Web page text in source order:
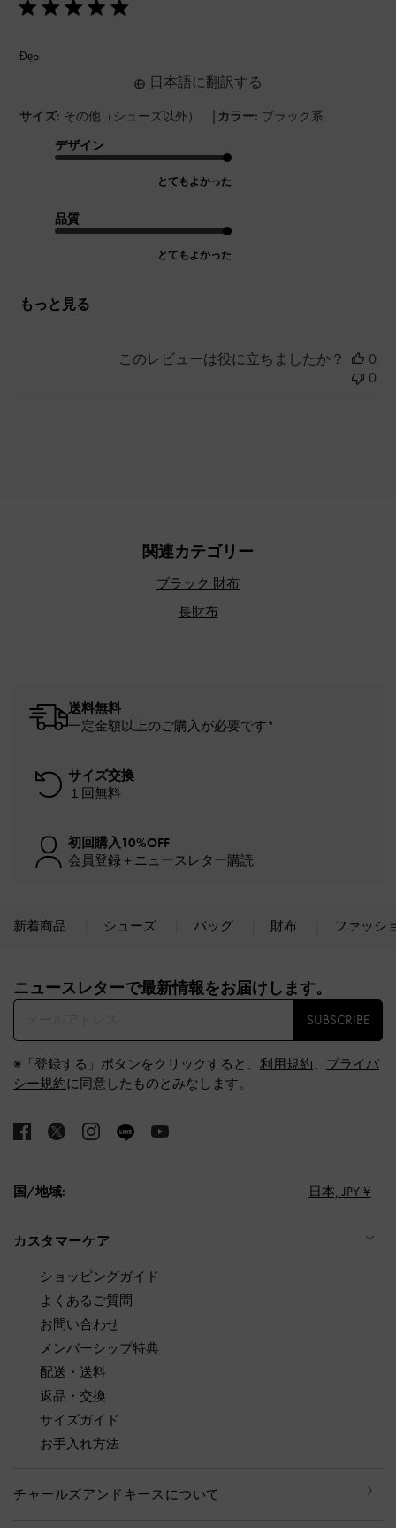
Đẹp
サイズ: その他（シューズ以外） | カラー: ブラック系
デザイン
とてもよかった
品質
とてもよかった
もっと見る
日本語に翻訳する
このレビューは役に立ちましたか？
0
0
関連カテゴリー
ブラック 財布
長財布
送料無料
一定金額以上のご購入が必要です*
サイズ交換
１回無料
初回購入10%OFF
会員登録＋ニュースレター購読
新着商品 シューズ バッグ 財布 ファッシ
ニュースレターで最新情報をお届けします。​
SUBSCRIBE
※「登録する」ボタンをクリックすると、 利用規約、 プライバ
シー規約に同意したものとみなします。
国/地域: 日本, JPY ¥
カスタマーケア
ショッピングガイド
よくあるご質問
お問い合わせ
メンバーシップ特典
配送・送料
返品・交換
サイズガイド
お手入れ方法
チャールズアンドキースについて